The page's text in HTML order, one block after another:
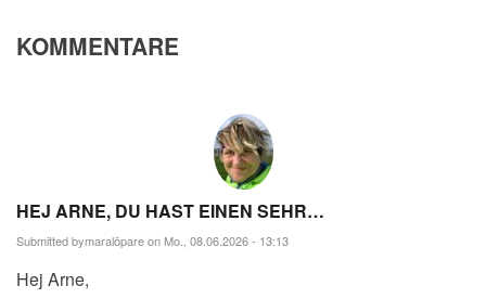
KOMMENTARE
HEJ ARNE, DU HAST EINEN SEHR…
Submitted bymaralöpareon Mo., 08.06.2026 - 13:13
Hej Arne,